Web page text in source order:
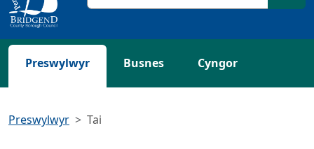
Preswylwyr Busnes Cyngor
Preswylwyr Tai